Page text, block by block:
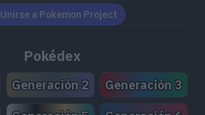
Unirse a Pokemon Project
Pokédex
Generación 2
Generación 3